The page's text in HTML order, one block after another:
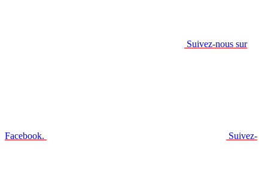
Suivez-nous sur
Facebook. Suivez-